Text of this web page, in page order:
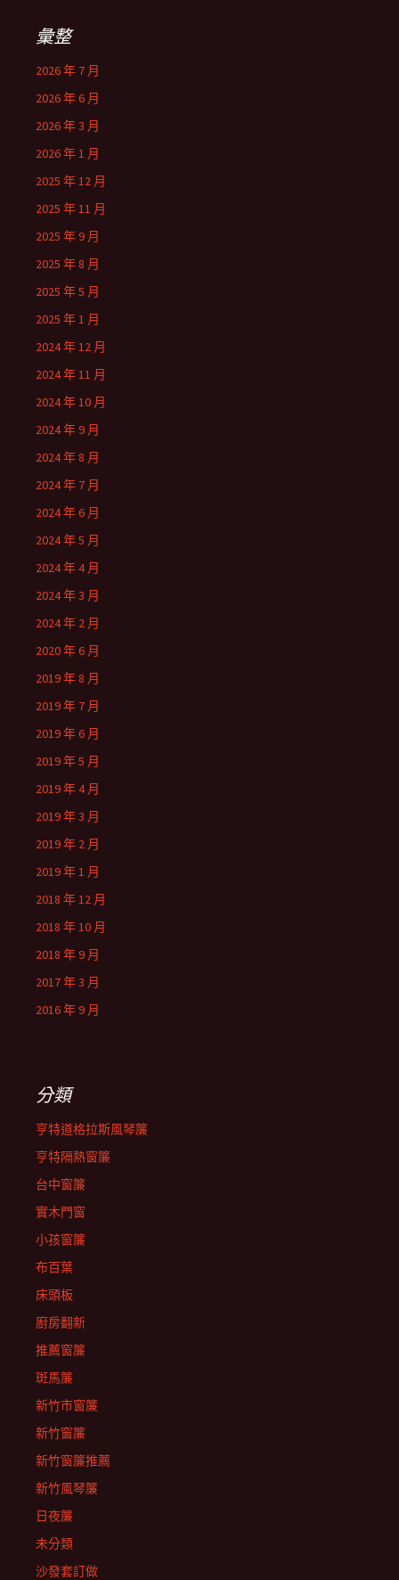
彙整
2026 年 7 月
2026 年 6 月
2026 年 3 月
2026 年 1 月
2025 年 12 月
2025 年 11 月
2025 年 9 月
2025 年 8 月
2025 年 5 月
2025 年 1 月
2024 年 12 月
2024 年 11 月
2024 年 10 月
2024 年 9 月
2024 年 8 月
2024 年 7 月
2024 年 6 月
2024 年 5 月
2024 年 4 月
2024 年 3 月
2024 年 2 月
2020 年 6 月
2019 年 8 月
2019 年 7 月
2019 年 6 月
2019 年 5 月
2019 年 4 月
2019 年 3 月
2019 年 2 月
2019 年 1 月
2018 年 12 月
2018 年 10 月
2018 年 9 月
2017 年 3 月
2016 年 9 月
分類
亨特道格拉斯風琴簾
亨特隔熱窗簾
台中窗簾
實木門窗
小孩窗簾
布百葉
床頭板
廚房翻新
推薦窗簾
斑馬簾
新竹市窗簾
新竹窗簾
新竹窗簾推薦
新竹風琴簾
日夜簾
未分類
沙發套訂做